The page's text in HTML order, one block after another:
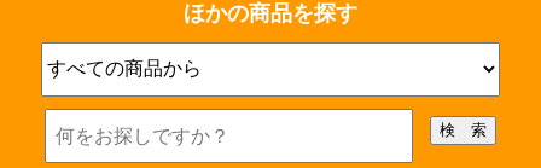
ほかの商品を探す